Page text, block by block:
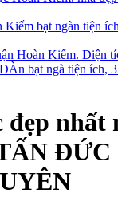
Kiếm bạt ngàn tiện
Hoàn Kiếm. Diện
bạt ngà tiện ích,
đẹp nhất
ĐỨC